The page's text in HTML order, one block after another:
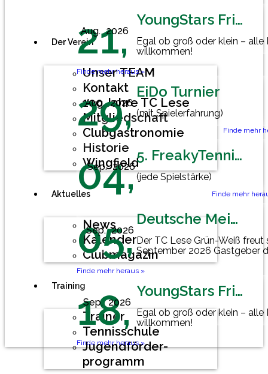
Der Verein
Unser TEAM
Kontakt
100 Jahre TC Lese
Mitgliedschaft
Clubgastronomie
Historie
Wingfield
Aktuelles
News
Kalender
Clubmagazin
Training
Trainer
Tennisschule
Jugendförder-
programm
Aug.
21,
2026
YoungStars Friday
Egal ob groß oder klein –
willkommen!
Finde mehr heraus »
Aug.
29,
2026
EiDo Turnier
(mit Spielerfahrung)
Finde mehr
Sep.
04,
2026
5. FreakyTennisFriday
(jede Spielstärke)
Finde mehr
Sep.
05,
2026
Deutsche Meisterschaft Herren 60
Der TC Lese Grün-Weiß
September 2026 Gastgeber
Mannschaftsmeisterschaft
Finde mehr heraus »
Sep.
18,
2026
YoungStars Friday
Egal ob groß oder klein –
willkommen!
Finde mehr heraus »